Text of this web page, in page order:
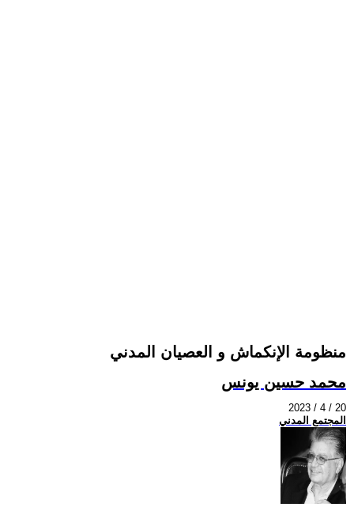
منظومة الإنكماش و العصيان المدني
محمد حسين يونس
2023 / 4 / 20
المجتمع المدني